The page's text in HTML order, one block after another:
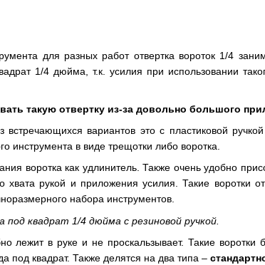
для разных работ отвертка вороток 1/4
1/4 дюйма, т.к. усилия при использовании
такую отвертку из-за довольно большого
вариантов это с пластиковой
инструмента в виде трещотки либо воротка.
воротка как удлинитель. Также очень удобно
хвата рукой и приложения усилия. Такие
набора инструментов.
квадрат 1/4 дюйма с резиновой ручкой.
лежит в руке и не проскальзывает. Такие
под квадрат. Также делятся на два типа –